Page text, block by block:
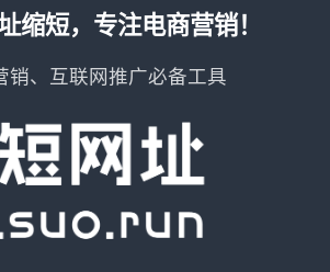
缩短，专注电商营销！
销、互联网推广必备工具